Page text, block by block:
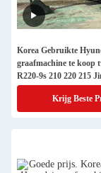
Korea Gebruikte
graafmachine te koop
R220-9s 210 220 215
Machinery
Krijg Beste